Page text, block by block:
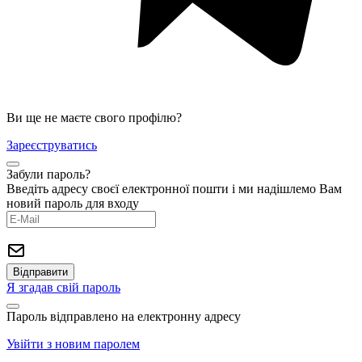
Ви ще не маєте свого профілю?
Зареєструватись
Забули пароль?
Введіть адресу своєї електронної пошти і ми надішлемо Вам
новий пароль для входу
Я згадав свій пароль
Пароль відправлено на електронну адресу
Увійти з новим паролем